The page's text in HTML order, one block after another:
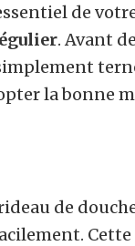
de
. Avant
la bonne
de